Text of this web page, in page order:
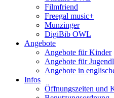
Filmfriend
Freegal music+
Munzinger
DigiBib OWL
Angebote
Angebote für Kinder
Angebote für
Angebote in
Infos
Öffnungszeiten und